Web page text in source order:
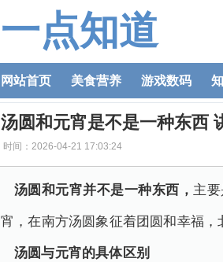
一点知道
网站首页 美食营养 游戏数码
汤圆和元宵是不是一种东西
时间：2026-04-21 17:03:24
汤圆和元宵并不是一种东西， 主
宵，在南方汤圆象征着团圆和幸福，
汤圆与元宵的具体区别